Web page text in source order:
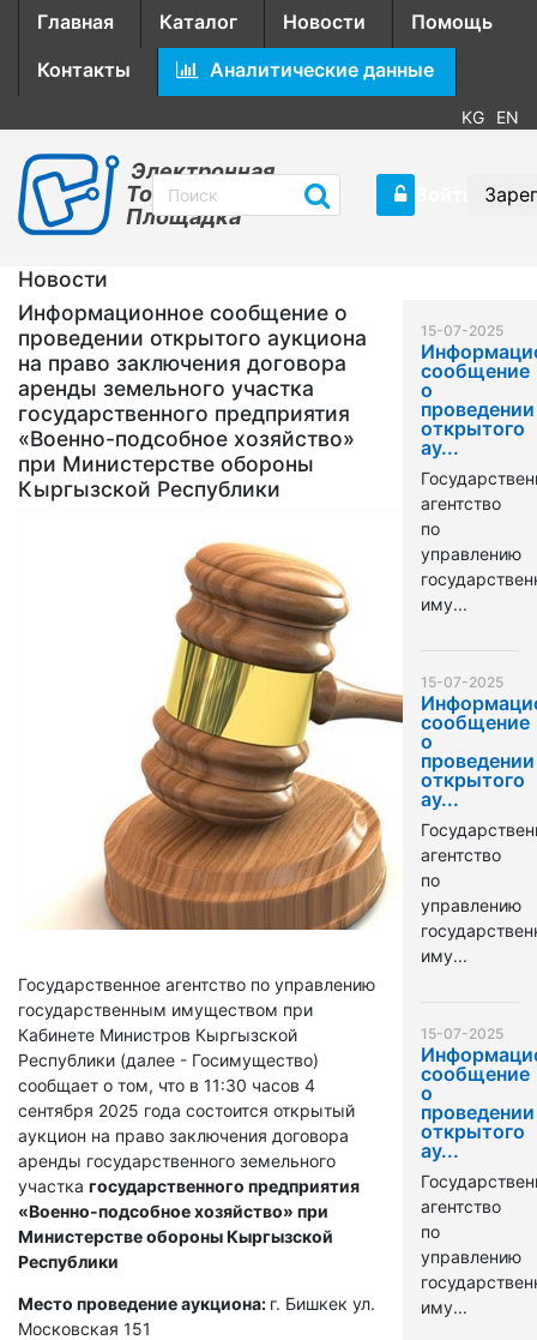
Главная Каталог Новости
Помощь
Контакты
Аналитические данные
KG EN
Электронная
Торговая
Площадка
Новости
Информационное сообщение о
проведении открытого аукциона
на право заключения договора
аренды земельного участка
государственного предприятия
«Военно-подсобное хозяйство»
при Министерстве обороны
Кыргызской Республики
Государственное агентство по управлению
государственным имуществом при
Кабинете Министров Кыргызской
Республики (далее - Госимущество)
сообщает о том, что в 11:30 часов 4
сентября 2025 года состоится открытый
аукцион на право заключения договора
аренды государственного земельного
участка государственного предприятия
«Военно-подсобное хозяйство» при
Министерстве обороны Кыргызской
Республики
Место проведение аукциона: г. Бишкек ул.
Московская 151
15-07-2025
сообщение
о
проведении
открытого
ау...
агентство
по
управлению
иму...
15-07-2025
сообщение
о
проведении
открытого
ау...
агентство
по
управлению
иму...
15-07-2025
сообщение
о
проведении
открытого
ау...
агентство
по
управлению
иму...